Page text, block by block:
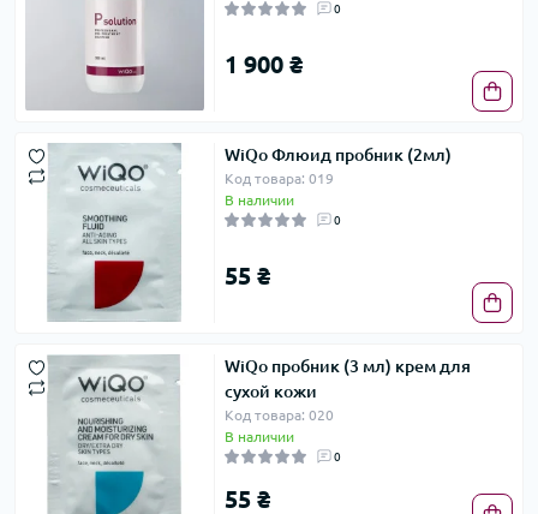
0
1 900 ₴
WiQо Флюид пробник (2мл)
Код товара: 019
В наличии
0
55 ₴
WiQо пробник (3 мл) крем для
сухой кожи
Код товара: 020
В наличии
0
55 ₴